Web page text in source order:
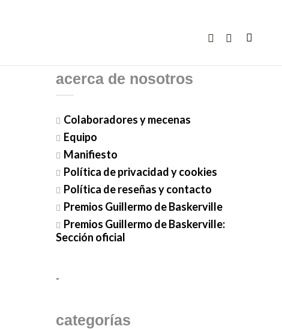
acerca de nosotros
Colaboradores y mecenas
Equipo
Manifiesto
Política de privacidad y cookies
Política de reseñas y contacto
Premios Guillermo de Baskerville
Premios Guillermo de Baskerville:
Sección oficial
-
categorías